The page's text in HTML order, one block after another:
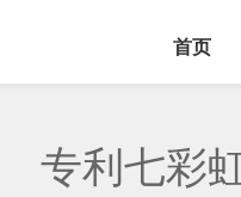
首页
专利七彩